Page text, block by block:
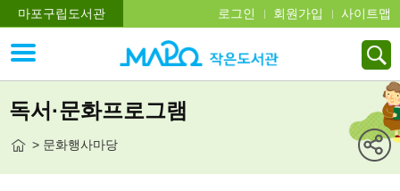
마포구립도서관 로그인 회원가입 사이트맵
독서·문화프로그램
> 문화행사마당